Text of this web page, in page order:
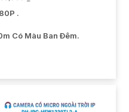
.
Có Màu Ban Ðêm.